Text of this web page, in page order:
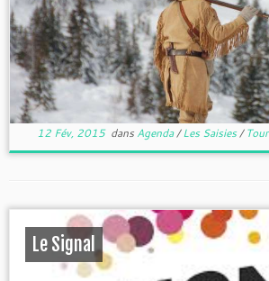
12 Fév, 2015dans Agenda/Les Saisies/
Le Signal